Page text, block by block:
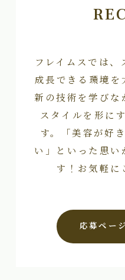
フレイムスでは
成長できる環境を
新の技術を学びな
スタイルを形に
す。「美容が好
い」といった思い
す！お気軽に
応募ペー